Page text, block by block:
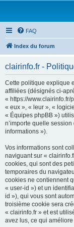
FAQ
Index du forum
clairinfo.fr -
Cette politique explique
affiliées (désignés ci-
« https://
« eux », « leur », «
« Équipes phpBB »)
n’importe quelle
informations »).
Vos informations sont
naviguant sur «
cookies, qui sont des
temporaires du
cookies ne contiennent
« user-id ») et un
id »), qui vous sont
troisième cookie sera
« clairinfo.fr » et est
avez lus, ce qui